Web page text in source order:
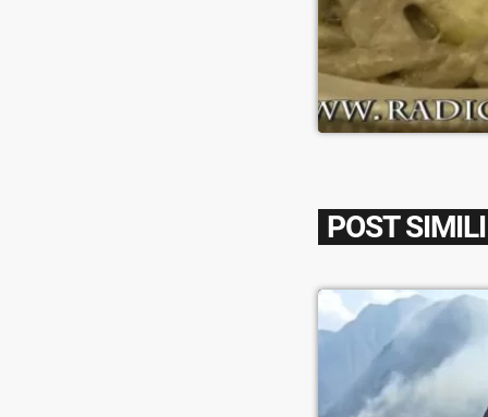
POST SIMILI